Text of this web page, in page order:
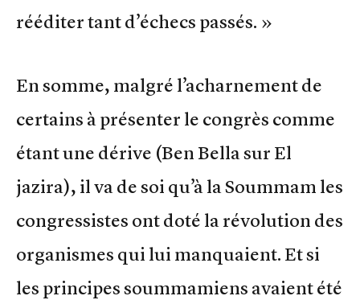
rééditer tant d’échecs passés. »
En somme, malgré l’acharnement de
certains à présenter le congrès comme
étant une dérive (Ben Bella sur El
jazira), il va de soi qu’à la Soummam les
congressistes ont doté la révolution des
organismes qui lui manquaient. Et si
les principes soummamiens avaient été